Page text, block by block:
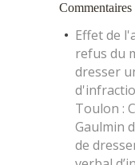
Commentaires
Effet de
refus du
dresser
Toulon :
Gaulmin
de